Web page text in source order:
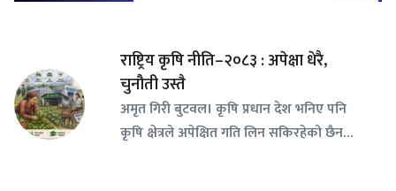
राष्ट्रिय कृषि नीति–२०८३ : अपेक्षा धेरै,
चुनौती उस्तै
अमृत गिरी बुटवल। कृषि प्रधान देश भनिए पनि
कृषि क्षेत्रले अपेक्षित गति लिन सकिरहेको छैन…